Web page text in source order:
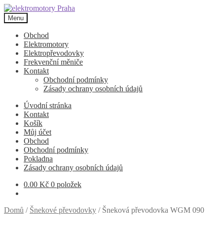
Přeskočit
na
navigaci
Přejít
k
obsahu
webu
Menu
Obchod
Elektromotory
Elektropřevodovky
Frekvenční měniče
Kontakt
Obchodní podmínky
Zásady ochrany osobních údajů
Úvodní stránka
Kontakt
Košík
Můj účet
Obchod
Obchodní podmínky
Pokladna
Zásady ochrany osobních údajů
0.00 Kč 0 položek
Domů / Šnekové převodovky / Šneková převodovka WGM 090